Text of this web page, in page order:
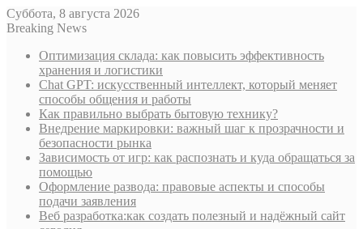
Суббота, 8 августа 2026
Breaking News
Оптимизация склада: как повысить эффективность
хранения и логистики
Chat GPT: искусственный интеллект, который меняет
способы общения и работы
Как правильно выбрать бытовую технику?
Внедрение маркировки: важный шаг к прозрачности и
безопасности рынка
Зависимость от игр: как распознать и куда обращаться за
помощью
Оформление развода: правовые аспекты и способы
подачи заявления
Веб разработка:как создать полезный и надёжный сайт